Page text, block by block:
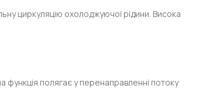
циркуляцію охолоджуючої рідини. Висока
полягає у перенаправленні потоку